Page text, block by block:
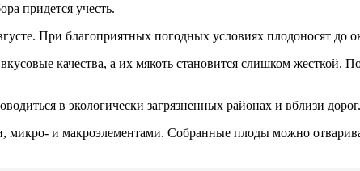
придется учесть.
При благоприятных погодных условиях плодоносят до
качества, а их мякоть становится слишком жесткой.
в экологически загрязненных районах и вблизи дорог.
и макроэлементами. Собранные плоды можно